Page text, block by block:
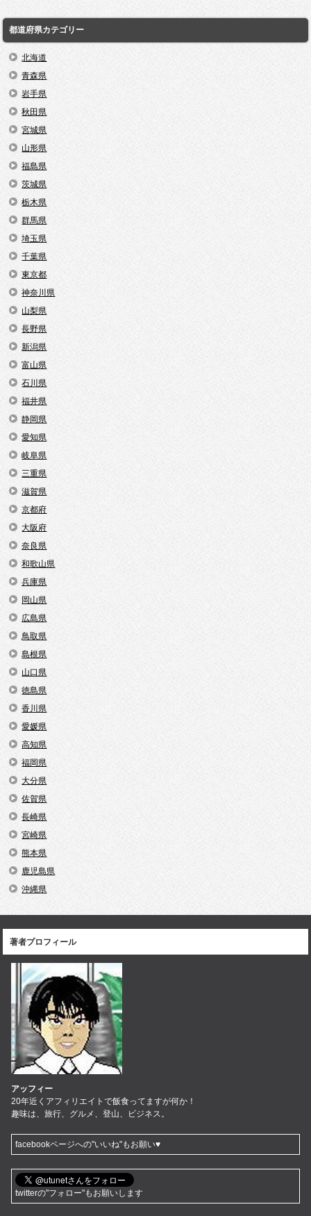
都道府県カテゴリー
北海道
青森県
岩手県
秋田県
宮城県
山形県
福島県
茨城県
栃木県
群馬県
埼玉県
千葉県
東京都
神奈川県
山梨県
長野県
新潟県
富山県
石川県
福井県
静岡県
愛知県
岐阜県
三重県
滋賀県
京都府
大阪府
奈良県
和歌山県
兵庫県
岡山県
広島県
鳥取県
島根県
山口県
徳島県
香川県
愛媛県
高知県
福岡県
大分県
佐賀県
長崎県
宮崎県
熊本県
鹿児島県
沖縄県
著者プロフィール
アッフィー
20年近くアフィリエイトで飯食ってますが何か！
趣味は、旅行、グルメ、登山、ビジネス。
facebookページへの"いいね"もお願い♥
twitterの"フォロー"もお願いします